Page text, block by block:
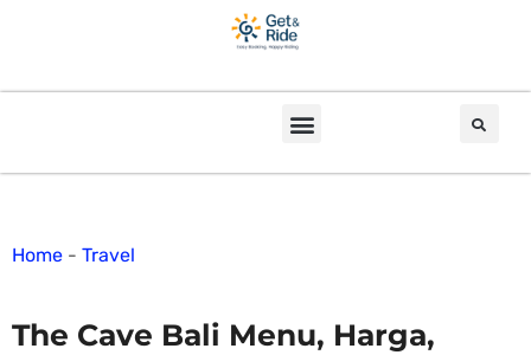
Home - Travel
The Cave Bali Menu, Harga,